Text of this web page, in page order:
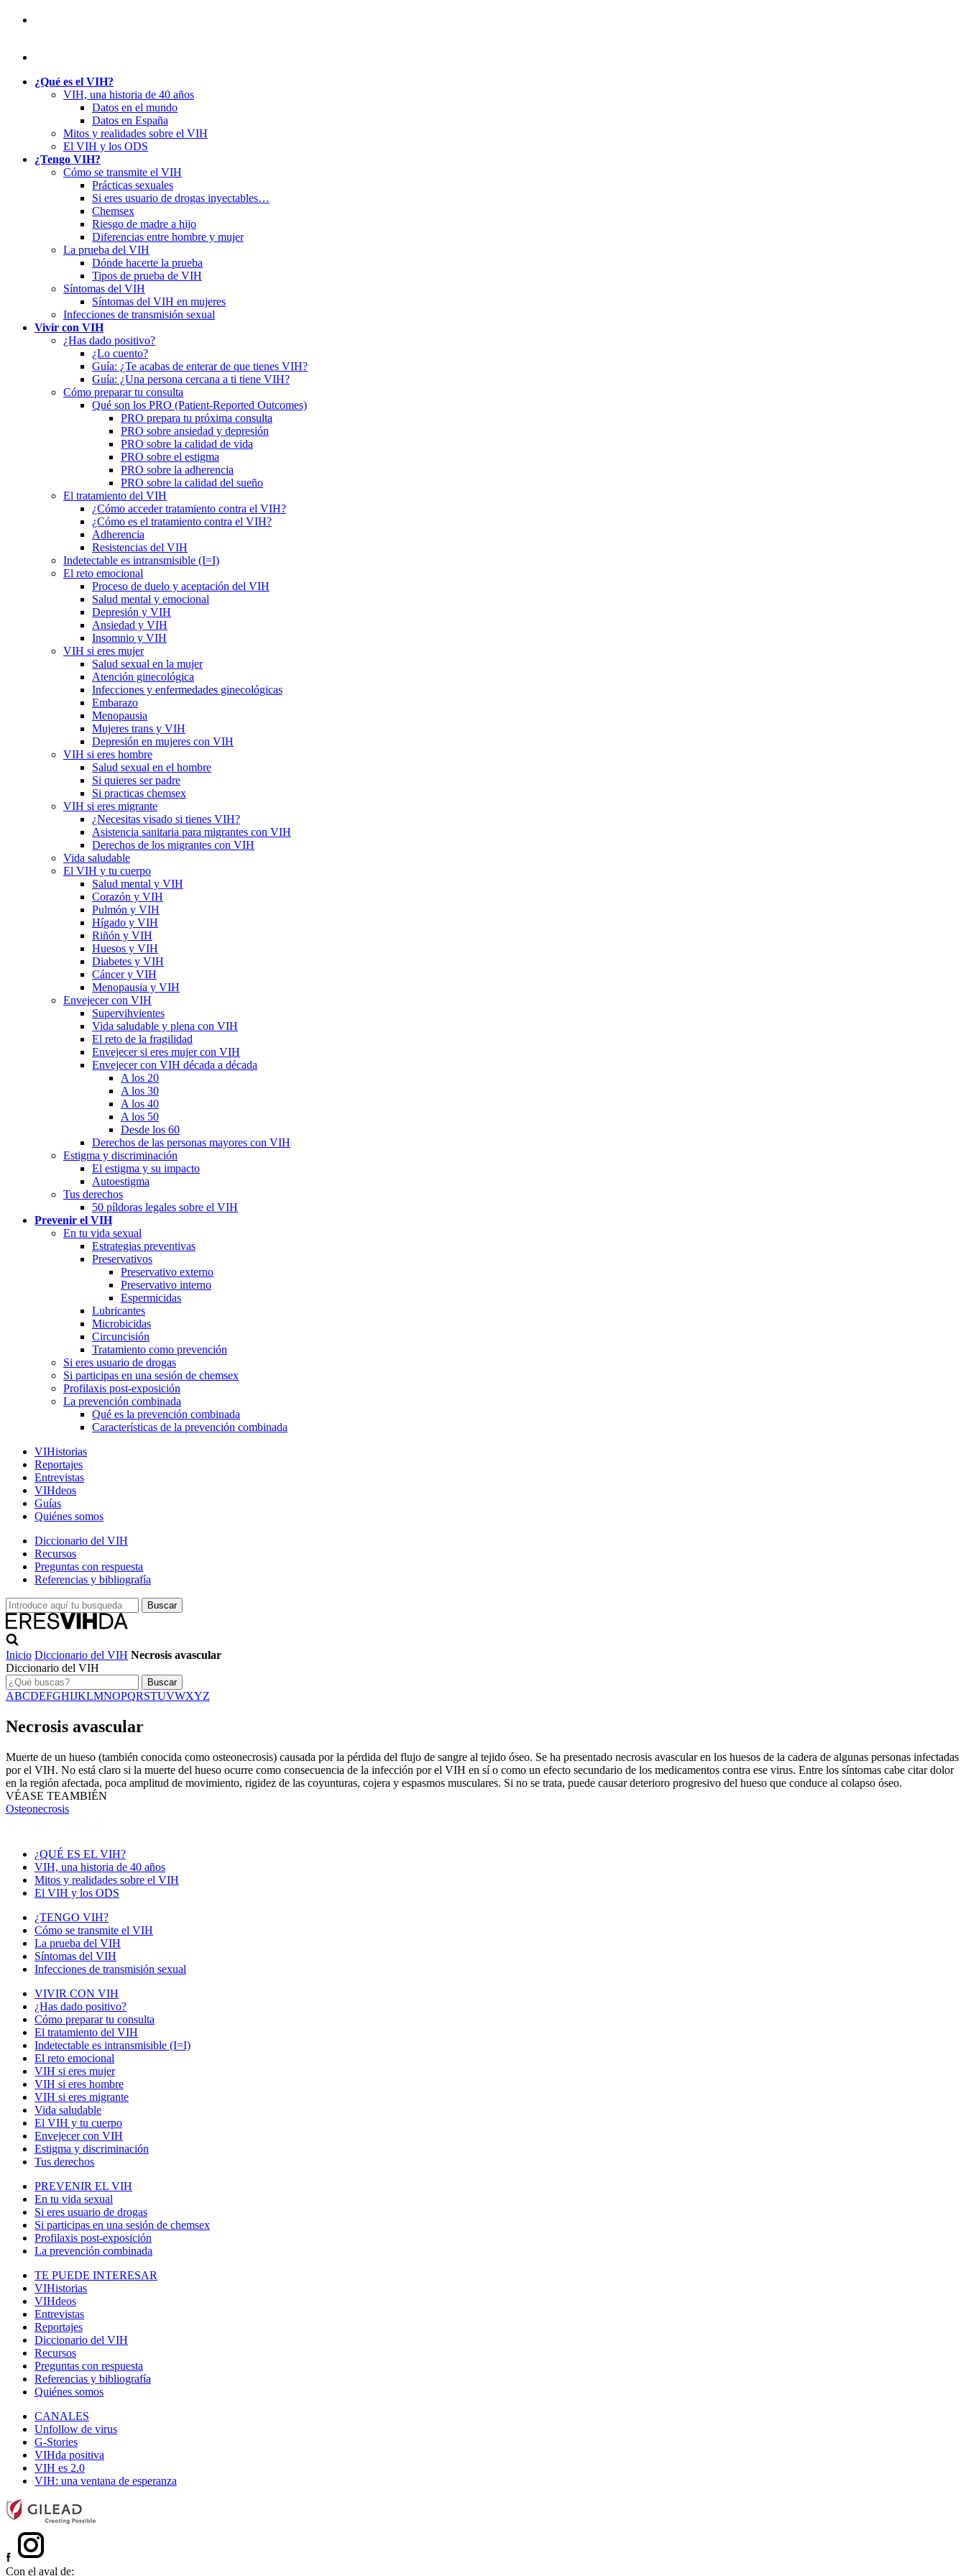
¿Qué es el VIH?
VIH, una historia de 40 años
Datos en el mundo
Datos en España
Mitos y realidades sobre el VIH
El VIH y los ODS
¿Tengo VIH?
Cómo se transmite el VIH
Prácticas sexuales
Si eres usuario de drogas inyectables…
Chemsex
Riesgo de madre a hijo
Diferencias entre hombre y mujer
La prueba del VIH
Dónde hacerte la prueba
Tipos de prueba de VIH
Síntomas del VIH
Síntomas del VIH en mujeres
Infecciones de transmisión sexual
Vivir con VIH
¿Has dado positivo?
¿Lo cuento?
Guía: ¿Te acabas de enterar de que tienes VIH?
Guía: ¿Una persona cercana a ti tiene VIH?
Cómo preparar tu consulta
Qué son los PRO (Patient-Reported Outcomes)
PRO prepara tu próxima consulta
PRO sobre ansiedad y depresión
PRO sobre la calidad de vida
PRO sobre el estigma
PRO sobre la adherencia
PRO sobre la calidad del sueño
El tratamiento del VIH
¿Cómo acceder tratamiento contra el VIH?
¿Cómo es el tratamiento contra el VIH?
Adherencia
Resistencias del VIH
Indetectable es intransmisible (I=I)
El reto emocional
Proceso de duelo y aceptación del VIH
Salud mental y emocional
Depresión y VIH
Ansiedad y VIH
Insomnio y VIH
VIH si eres mujer
Salud sexual en la mujer
Atención ginecológica
Infecciones y enfermedades ginecológicas
Embarazo
Menopausia
Mujeres trans y VIH
Depresión en mujeres con VIH
VIH si eres hombre
Salud sexual en el hombre
Si quieres ser padre
Si practicas chemsex
VIH si eres migrante
¿Necesitas visado si tienes VIH?
Asistencia sanitaria para migrantes con VIH
Derechos de los migrantes con VIH
Vida saludable
El VIH y tu cuerpo
Salud mental y VIH
Corazón y VIH
Pulmón y VIH
Hígado y VIH
Riñón y VIH
Huesos y VIH
Diabetes y VIH
Cáncer y VIH
Menopausia y VIH
Envejecer con VIH
Supervihvientes
Vida saludable y plena con VIH
El reto de la fragilidad
Envejecer si eres mujer con VIH
Envejecer con VIH década a década
A los 20
A los 30
A los 40
A los 50
Desde los 60
Derechos de las personas mayores con VIH
Estigma y discriminación
El estigma y su impacto
Autoestigma
Tus derechos
50 píldoras legales sobre el VIH
Prevenir el VIH
En tu vida sexual
Estrategias preventivas
Preservativos
Preservativo externo
Preservativo interno
Espermicidas
Lubricantes
Microbicidas
Circuncisión
Tratamiento como prevención
Si eres usuario de drogas
Si participas en una sesión de chemsex
Profilaxis post-exposición
La prevención combinada
Qué es la prevención combinada
Características de la prevención combinada
VIHistorias
Reportajes
Entrevistas
VIHdeos
Guías
Quiénes somos
Diccionario del VIH
Recursos
Preguntas con respuesta
Referencias y bibliografía
Inicio Diccionario del VIH Necrosis avascular
Diccionario del VIH
Buscar
ABCDEFGHIJKLMNOPQRSTUVWXYZ
Necrosis avascular
Muerte de un hueso (también conocida como osteonecrosis) causada por la pérdida del flujo de sangre al tejido óseo. Se ha presentado necrosis avascular en los huesos de la cadera de algunas personas infectadas
por el VIH. No está claro si la muerte del hueso ocurre como consecuencia de la infección por el VIH en sí o como un efecto secundario de los medicamentos contra ese virus. Entre los síntomas cabe citar dolor
en la región afectada, poca amplitud de movimiento, rigidez de las coyunturas, cojera y espasmos musculares. Si no se trata, puede causar deterioro progresivo del hueso que conduce al colapso óseo.
VÉASE TEAMBIÉN
Osteonecrosis
¿QUÉ ES EL VIH?
VIH, una historia de 40 años
Mitos y realidades sobre el VIH
El VIH y los ODS
¿TENGO VIH?
Cómo se transmite el VIH
La prueba del VIH
Síntomas del VIH
Infecciones de transmisión sexual
VIVIR CON VIH
¿Has dado positivo?
Cómo preparar tu consulta
El tratamiento del VIH
Indetectable es intransmisible (I=I)
El reto emocional
VIH si eres mujer
VIH si eres hombre
VIH si eres migrante
Vida saludable
El VIH y tu cuerpo
Envejecer con VIH
Estigma y discriminación
Tus derechos
PREVENIR EL VIH
En tu vida sexual
Si eres usuario de drogas
Si participas en una sesión de chemsex
Profilaxis post-exposición
La prevención combinada
TE PUEDE INTERESAR
VIHistorias
VIHdeos
Entrevistas
Reportajes
Diccionario del VIH
Recursos
Preguntas con respuesta
Referencias y bibliografía
Quiénes somos
CANALES
Unfollow de virus
G-Stories
VIHda positiva
VIH es 2.0
VIH: una ventana de esperanza
Con el aval de: